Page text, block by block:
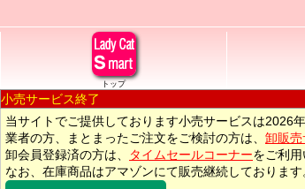
トップ
小売サービス終了
当サイトでご提供しております小売サービスは2026
業者の方、まとまったご注文をご検討の方は、 卸販売
卸会員登録済の方は、
タイムセールコーナーをご利用
なお、在庫商品はアマゾンにて販売継続しております